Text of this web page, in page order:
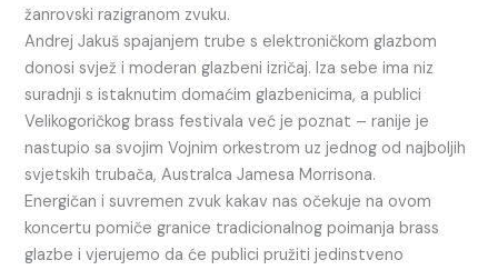
žanrovski razigranom zvuku.
Andrej Jakuš spajanjem trube s elektroničkom glazbom
donosi svjež i moderan glazbeni izričaj. Iza sebe ima niz
suradnji s istaknutim domaćim glazbenicima, a publici
Velikogoričkog brass festivala već je poznat – ranije je
nastupio sa svojim Vojnim orkestrom uz jednog od najboljih
svjetskih trubača, Australca Jamesa Morrisona.
Energičan i suvremen zvuk kakav nas očekuje na ovom
koncertu pomiče granice tradicionalnog poimanja brass
glazbe i vjerujemo da će publici pružiti jedinstveno